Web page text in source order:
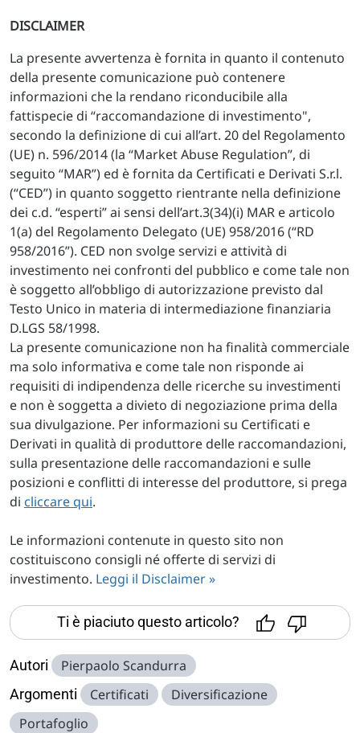
DISCLAIMER
La presente avvertenza è fornita in quanto il contenuto
della presente comunicazione può contenere
informazioni che la rendano riconducibile alla
fattispecie di “raccomandazione di investimento",
secondo la definizione di cui all’art. 20 del Regolamento
(UE) n. 596/2014 (la “Market Abuse Regulation”, di
seguito “MAR”) ed è fornita da Certificati e Derivati S.r.l.
(“CED”) in quanto soggetto rientrante nella definizione
dei c.d. “esperti” ai sensi dell’art.3(34)(i) MAR e articolo
1(a) del Regolamento Delegato (UE) 958/2016 (“RD
958/2016”). CED non svolge servizi e attività di
investimento nei confronti del pubblico e come tale non
è soggetto all’obbligo di autorizzazione previsto dal
Testo Unico in materia di intermediazione finanziaria
D.LGS 58/1998.
La presente comunicazione non ha finalità commerciale
ma solo informativa e come tale non risponde ai
requisiti di indipendenza delle ricerche su investimenti
e non è soggetta a divieto di negoziazione prima della
sua divulgazione. Per informazioni su Certificati e
Derivati in qualità di produttore delle raccomandazioni,
sulla presentazione delle raccomandazioni e sulle
posizioni e conflitti di interesse del produttore, si prega
di cliccare qui.
Le informazioni contenute in questo sito non
costituiscono consigli né offerte di servizi di
investimento. Leggi il Disclaimer »
Ti è piaciuto questo articolo?
Autori Pierpaolo Scandurra
Argomenti Certificati
Diversificazione
Portafoglio